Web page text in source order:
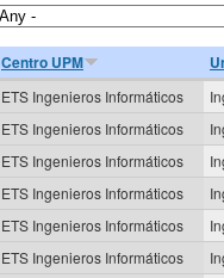
Centro UPM
ETS Ingenieros Informáticos
ETS Ingenieros Informáticos
ETS Ingenieros Informáticos
ETS Ingenieros Informáticos
ETS Ingenieros Informáticos
ETS Ingenieros Informáticos